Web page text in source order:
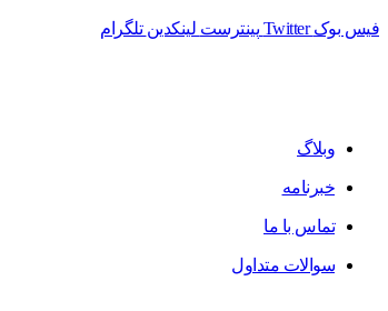
فیس بوک Twitter پینترست لینکدین تلگرام
وبلاگ
خبرنامه
تماس با ما
سوالات متداول